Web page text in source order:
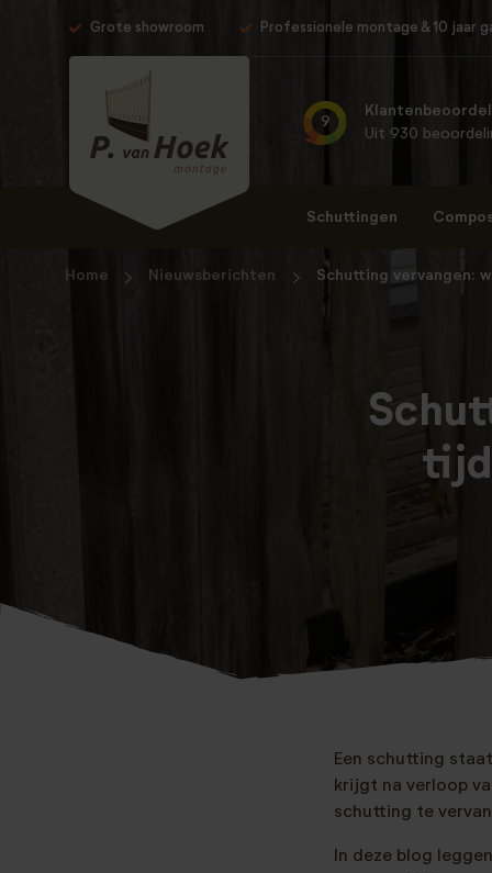
Grote showroom Professionele montage & 10 jaar
9
Uit 930
Schuttingen
Home Nieuwsberichten Schutting vervangen:
tijd
Een schutting
krijgt na verloop
schutting te
In deze blog